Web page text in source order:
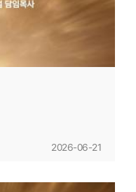
2026-06-21